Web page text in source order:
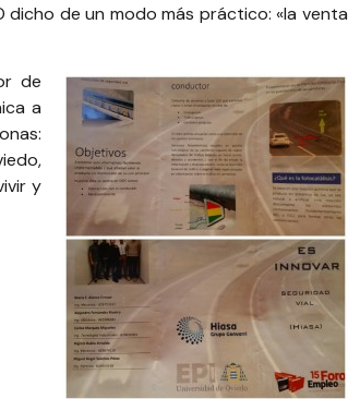
de un modo más práctico: «la venta
de
a
y